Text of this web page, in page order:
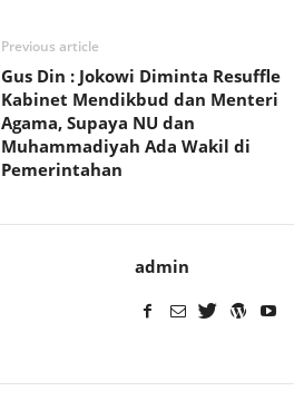
Previous article
Gus Din : Jokowi Diminta Resuffle
Kabinet Mendikbud dan Menteri
Agama, Supaya NU dan
Muhammadiyah Ada Wakil di
Pemerintahan
admin